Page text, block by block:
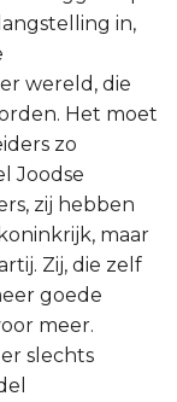
in,
wereld, die
Het moet
zo
Joodse
zij hebben
maar
Zij, die zelf
goede
meer.
slechts